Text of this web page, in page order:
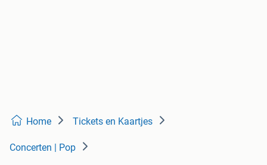
Home Tickets en Kaartjes
Concerten | Pop